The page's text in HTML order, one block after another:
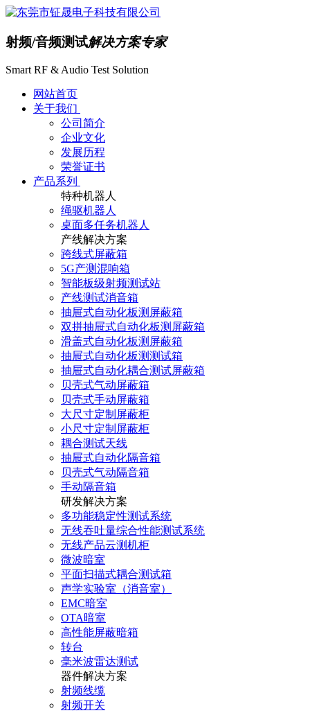
射频/音频测试解决方案专家
Smart RF & Audio Test Solution
网站首页
关于我们
公司简介
企业文化
发展历程
荣誉证书
产品系列
特种机器人
绳驱机器人
桌面多任务机器人
产线解决方案
跨线式屏蔽箱
5G产测混响箱
智能板级射频测试站
产线测试消音箱
抽屉式自动化板测屏蔽箱
双拼抽屉式自动化板测屏蔽箱
滑盖式自动化板测屏蔽箱
抽屉式自动化板测测试箱
抽屉式自动化耦合测试屏蔽箱
贝壳式气动屏蔽箱
贝壳式手动屏蔽箱
大尺寸定制屏蔽柜
小尺寸定制屏蔽柜
耦合测试天线
抽屉式自动化隔音箱
贝壳式气动隔音箱
手动隔音箱
研发解决方案
多功能稳定性测试系统
无线吞吐量综合性能测试系统
无线产品云测机柜
微波暗室
平面扫描式耦合测试箱
声学实验室（消音室）
EMC暗室
OTA暗室
高性能屏蔽暗箱
转台
毫米波雷达测试
器件解决方案
射频线缆
射频开关